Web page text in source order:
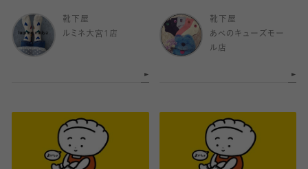
靴下屋
ルミネ大宮1店
靴下屋
あべのキューズモー
ル店